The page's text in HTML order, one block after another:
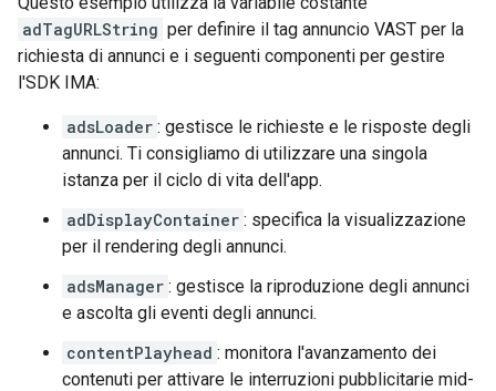
adTagURLString per definire il tag annuncio VAST per la
richiesta di annunci e i seguenti componenti per gestire
l'SDK IMA:
adsLoader : gestisce le richieste e le risposte degli
annunci. Ti consigliamo di utilizzare una singola
istanza per il ciclo di vita dell'app.
adDisplayContainer : specifica la visualizzazione
per il rendering degli annunci.
adsManager : gestisce la riproduzione degli annunci
e ascolta gli eventi degli annunci.
contentPlayhead : monitora l'avanzamento dei
contenuti per attivare le interruzioni pubblicitarie mid-